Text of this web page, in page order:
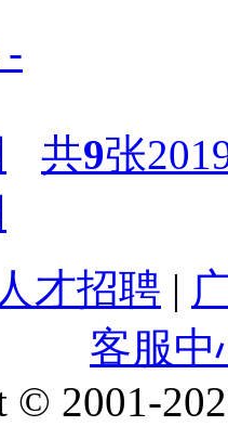
共9张
人才招聘 |
客服中
© 2001-